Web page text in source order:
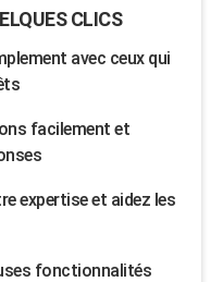
CLICS
avec ceux qui
facilement et
expertise et aidez les
fonctionnalités